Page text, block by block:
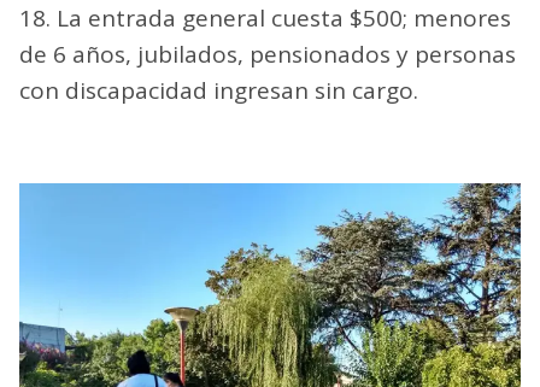
18. La entrada general cuesta $500; menores
de 6 años, jubilados, pensionados y personas
con discapacidad ingresan sin cargo.